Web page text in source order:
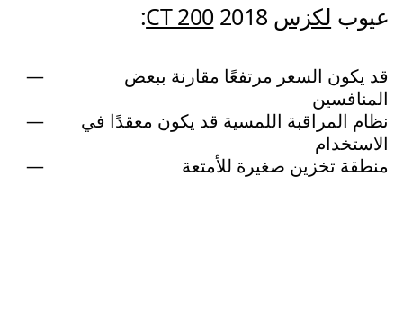
عيوب لكزس CT 200 2018:
قد يكون السعر مرتفعًا مقارنة ببعض
المنافسين
نظام المراقبة اللمسية قد يكون معقدًا في
الاستخدام
منطقة تخزين صغيرة للأمتعة